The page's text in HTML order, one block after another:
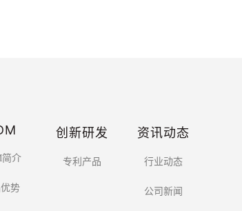
简介
势
创新研发
专利产品
资讯动态
行业动态
公司新闻